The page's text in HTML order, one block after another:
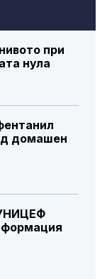
при
нула
домашен